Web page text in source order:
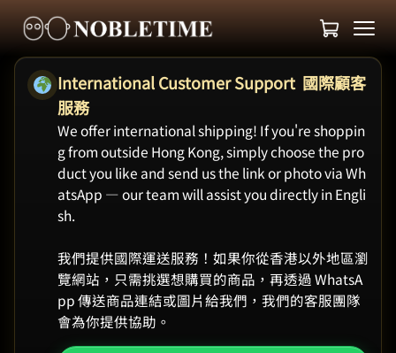
International Customer Support 國際顧客
服務
We offer international shipping! If you're shoppin
g from outside Hong Kong, simply choose the pro
duct you like and send us the link or photo via Wh
atsApp — our team will assist you directly in Engli
sh.
我們提供國際運送服務！如果你從香港以外地區瀏
覽網站，只需挑選想購買的商品，再透過 WhatsA
pp 傳送商品連結或圖片給我們，我們的客服團隊
會為你提供協助。